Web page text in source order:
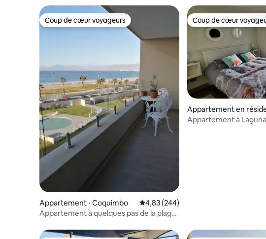
Coup de cœur voyageurs
Coup de cœur voyageurs
Appartement ⋅ Coquimbo Évaluation moyenne sur la base de
4,83 (244)
Appartement à quelques pas de la plage,
Coup de cœur
Coup de cœur
Appartement en
La Serena
Appartement à